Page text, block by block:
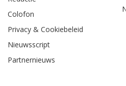
Colofon
Privacy & Cookiebeleid
Nieuwsscript
Partnernieuws